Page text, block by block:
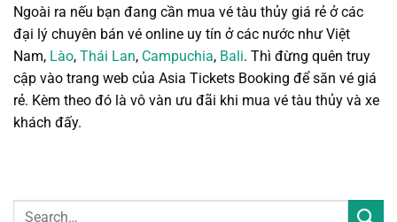
Ngoài ra nếu bạn đang cần mua vé tàu thủy giá rẻ ở các
đại lý chuyên bán vé online uy tín ở các nước như Việt
Nam, Lào, Thái Lan, Campuchia, Bali. Thì đừng quên truy
cập vào trang web của Asia Tickets Booking để săn vé giá
rẻ. Kèm theo đó là vô vàn ưu đãi khi mua vé tàu thủy và xe
khách đấy.